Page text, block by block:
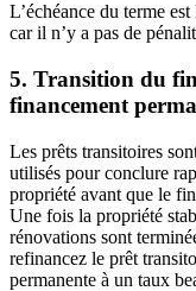
L’échéance du terme
car il n’y a pas de
5. Transition du
financement
Les prêts transitoires
utilisés pour conclure
propriété avant que le
Une fois la propriété
rénovations sont
refinancez le prêt
permanente à un taux